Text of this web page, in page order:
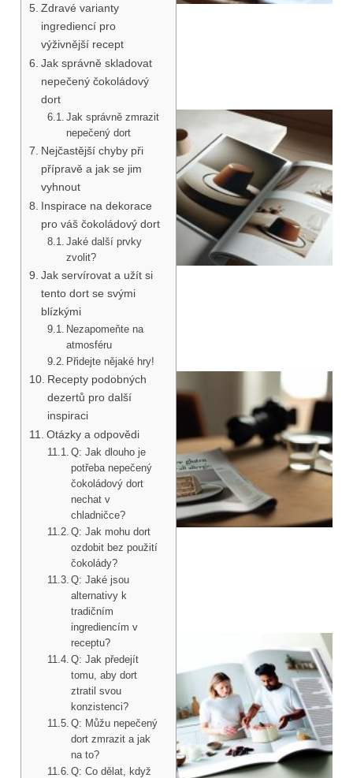
Zdravé varianty
ingrediencí pro
výživnější recept
Jak správně skladovat
nepečený čokoládový
dort
Jak správně zmrazit
nepečený dort
Nejčastější chyby při
přípravě a jak se jim
vyhnout
Inspirace na dekorace
pro váš čokoládový dort
Jaké další prvky
zvolit?
Jak servírovat a užít si
tento dort se svými
blízkými
Nezapomeňte na
atmosféru
Přidejte nějaké hry!
Recepty podobných
dezertů pro další
inspiraci
Otázky a odpovědi
Q: Jak dlouho je
potřeba nepečený
čokoládový dort
nechat v
chladničce?
Q: Jak mohu dort
ozdobit bez použití
čokolády?
Q: Jaké jsou
alternativy k
tradičním
ingrediencím v
receptu?
Q: Jak předejít
tomu, aby dort
ztratil svou
konzistenci?
Q: Můžu nepečený
dort zmrazit a jak
na to?
Q: Co dělat, když